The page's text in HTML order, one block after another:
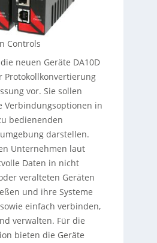
Controls
neuen Geräte DA10D
Protokollkonvertierung
vor. Sie sollen
Verbindungsoptionen in
bedienenden
darstellen.
Unternehmen laut
Daten in nicht
veralteten Geräten
und ihre Systeme
einfach verbinden,
verwalten. Für die
bieten die Geräte